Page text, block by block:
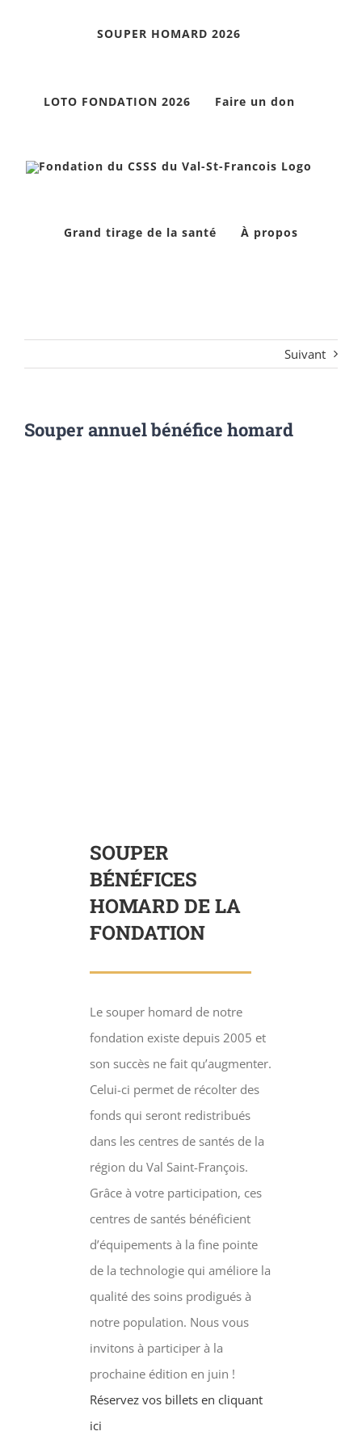
SOUPER HOMARD 2026
LOTO FONDATION 2026 Faire un don
Grand tirage de la santé À propos
Suivant
Souper annuel bénéfice homard
SOUPER
BÉNÉFICES
HOMARD DE LA
FONDATION
Le souper homard de notre
fondation existe depuis 2005 et
son succès ne fait qu’augmenter.
Celui-ci permet de récolter des
fonds qui seront redistribués
dans les centres de santés de la
région du Val Saint-François.
Grâce à votre participation, ces
centres de santés bénéficient
d’équipements à la fine pointe
de la technologie qui améliore la
qualité des soins prodigués à
notre population. Nous vous
invitons à participer à la
prochaine édition en juin !
Réservez vos billets en cliquant
ici